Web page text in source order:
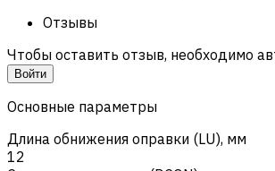
Отзывы
Чтобы оставить отзыв, необходимо
Войти
Основные параметры
Длина обнижения оправки (LU), мм
12